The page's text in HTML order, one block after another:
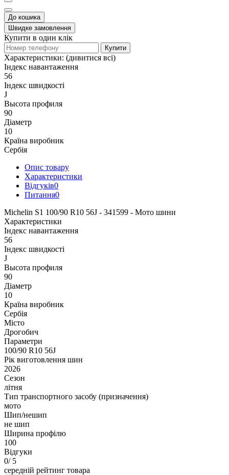
До кошика
Швидке замовлення
Купити в один клік
Купити
Характеристики: (дивитися всі)
Індекс навантаження
56
Індекс швидкості
J
Высота профиля
90
Діаметр
10
Країна виробник
Сербія
Опис товару
Характеристики
Відгуків0
Питання0
Michelin S1 100/90 R10 56J - 341599 - Мото шини
Характеристики
Індекс навантаження
56
Індекс швидкості
J
Высота профиля
90
Діаметр
10
Країна виробник
Сербія
Місто
Дрогобич
Параметри
100/90 R10 56J
Рік виготовлення шин
2026
Сезон
літня
Тип транспортного засобу (призначення)
мото
Шип/нешип
не шип
Ширина профілю
100
Відгуки
0/ 5
середній рейтинг товара